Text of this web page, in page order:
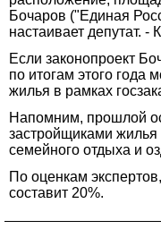
Бочаров ("Единая
настаивает депутат.
Если законопроект
по итогам этого года
жилья в рамках
Напомним, прошлой
застройщиками жилья
семейного отдыха и
По оценкам
составит 20%.